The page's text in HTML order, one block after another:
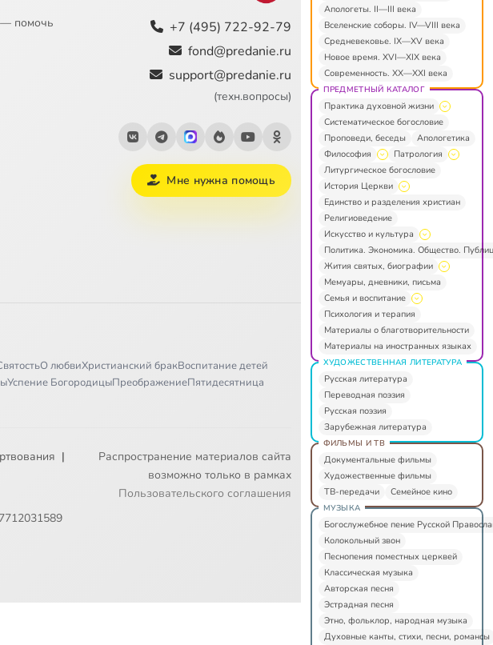
— помочь
+7 (495) 722-92-79
fond@predanie.ru
support@predanie.ru
(техн.вопросы)
Мне нужна помощь
О любвиХристианский бракВоспитание детей
Успение БогородицыПреображениеПятидесятница
|
Распространение материалов сайта
возможно только в рамках
Пользовательского соглашения
Апологеты. II—III века
Вселенские соборы. IV—VIII века
Средневековье. IX—XV века
Новое время. XVI—XIX века
Современность. XX—XXI века
ПРЕДМЕТНЫЙ КАТАЛОГ
Практика духовной жизни
Систематическое богословие
Проповеди, беседы
Апологетика
Философия
Патрология
Литургическое богословие
История Церкви
Единство и разделения христиан
Религиоведение
Искусство и культура
Политика. Экономика. Общество.
Жития святых, биографии
Мемуары, дневники, письма
Семья и воспитание
Психология и терапия
Материалы о благотворительности
Материалы на иностранных языках
ХУДОЖЕСТВЕННАЯ ЛИТЕРАТУРА
Русская литература
Переводная поэзия
Русская поэзия
Зарубежная литература
ФИЛЬМЫ И ТВ
Документальные фильмы
Художественные фильмы
ТВ-передачи
Семейное кино
МУЗЫКА
Богослужебное пение Русской
Колокольный звон
Песнопения поместных церквей
Классическая музыка
Авторская песня
Эстрадная песня
Этно, фольклор, народная музыка
Духовные канты, стихи, песни, романсы